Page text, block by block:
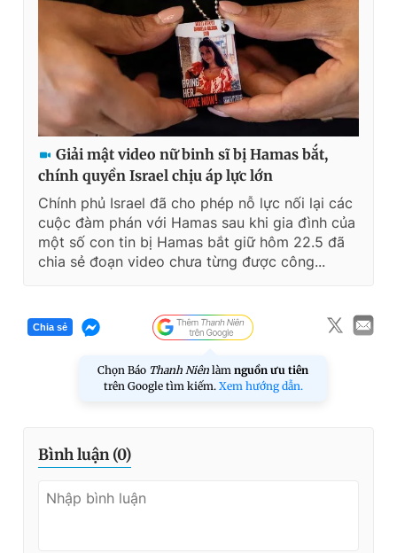
Giải mật video nữ binh sĩ bị Hamas bắt,
chính quyền Israel chịu áp lực lớn
Chính phủ Israel đã cho phép nỗ lực nối lại các
cuộc đàm phán với Hamas sau khi gia đình của
một số con tin bị Hamas bắt giữ hôm 22.5 đã
chia sẻ đoạn video chưa từng được công...
Chia sẻ
Chọn Báo Thanh Niên làm nguồn ưu tiên
trên Google tìm kiếm. Xem hướng dẫn.
Bình luận (0)